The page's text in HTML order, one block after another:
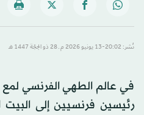
نُشر: 20:02-13 يونيو 2026 م ـ 28 ذو الحِجّة 1447 هـ
في عالم الطهي الفرنسي
رئيسين فرنسيين إلى